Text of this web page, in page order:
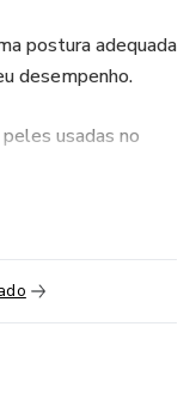
postura adequada
desempenho.
usadas no
para